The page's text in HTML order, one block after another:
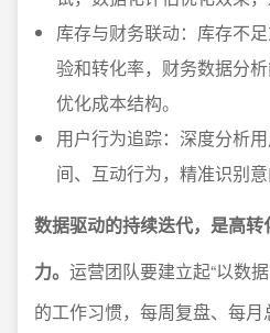
库存与财务联动：库存不
验和转化率，财务数据分析
优化成本结构。
用户行为追踪：深度分析
间、互动行为，精准识别意
数据驱动的持续迭代，是高
力。 运营团队要建立起“以数
的工作习惯，每周复盘、每月